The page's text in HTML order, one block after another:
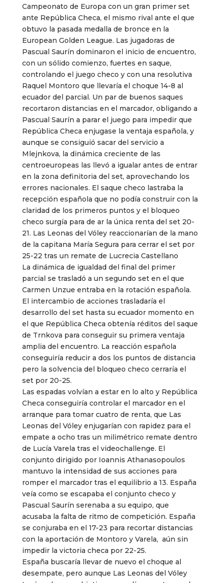
Campeonato de Europa con un gran primer set
ante República Checa, el mismo rival ante el que
obtuvo la pasada medalla de bronce en la
European Golden League. Las jugadoras de
Pascual Saurín dominaron el inicio de encuentro,
con un sólido comienzo, fuertes en saque,
controlando el juego checo y con una resolutiva
Raquel Montoro que llevaría el choque 14-8 al
ecuador del parcial. Un par de buenos saques
recortaron distancias en el marcador, obligando a
Pascual Saurín a parar el juego para impedir que
República Checa enjugase la ventaja española, y
aunque se consiguió sacar del servicio a
Mlejnkova, la dinámica creciente de las
centroeuropeas las llevó a igualar antes de entrar
en la zona definitoria del set, aprovechando los
errores nacionales. El saque checo lastraba la
recepción española que no podía construir con la
claridad de los primeros puntos y el bloqueo
checo surgía para de ar la única renta del set 20-
21. Las Leonas del Vóley reaccionarían de la mano
de la capitana María Segura para cerrar el set por
25-22 tras un remate de Lucrecia Castellano
La dinámica de igualdad del final del primer
parcial se trasladó a un segundo set en el que
Carmen Unzue entraba en la rotación española.
El intercambio de acciones trasladaría el
desarrollo del set hasta su ecuador momento en
el que República Checa obtenía réditos del saque
de Trnkova para conseguir su primera ventaja
amplia del encuentro. La reacción española
conseguiría reducir a dos los puntos de distancia
pero la solvencia del bloqueo checo cerraría el
set por 20-25.
Las espadas volvían a estar en lo alto y República
Checa conseguiría controlar el marcador en el
arranque para tomar cuatro de renta, que Las
Leonas del Vóley enjugarían con rapidez para el
empate a ocho tras un milimétrico remate dentro
de Lucía Varela tras el videochallenge. El
conjunto dirigido por Ioannis Athanasopoulos
mantuvo la intensidad de sus acciones para
romper el marcador tras el equilibrio a 13. España
veía como se escapaba el conjunto checo y
Pascual Saurín serenaba a su equipo, que
acusaba la falta de ritmo de competición. España
se conjuraba en el 17-23 para recortar distancias
con la aportación de Montoro y Varela, aún sin
impedir la victoria checa por 22-25.
España buscaría llevar de nuevo el choque al
desempate, pero aunque Las Leonas del Vóley